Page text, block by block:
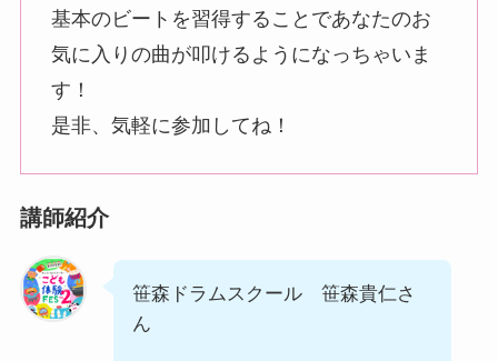
基本のビートを習得することであなたのお
気に入りの曲が叩けるようになっちゃいま
す！
是非、気軽に参加してね！
講師紹介
笹森ドラムスクール 笹森貴仁さ
ん